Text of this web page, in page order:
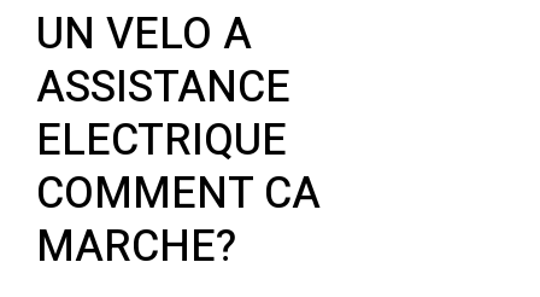
UN VELO A
ASSISTANCE
ELECTRIQUE
COMMENT CA
MARCHE?